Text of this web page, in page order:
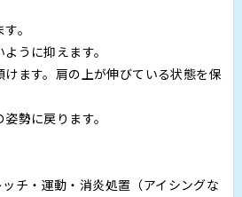
。
うに抑えます。
ます。肩の上が伸びている状態を保
勢に戻ります。
チ・運動・消炎処置（アイシングな